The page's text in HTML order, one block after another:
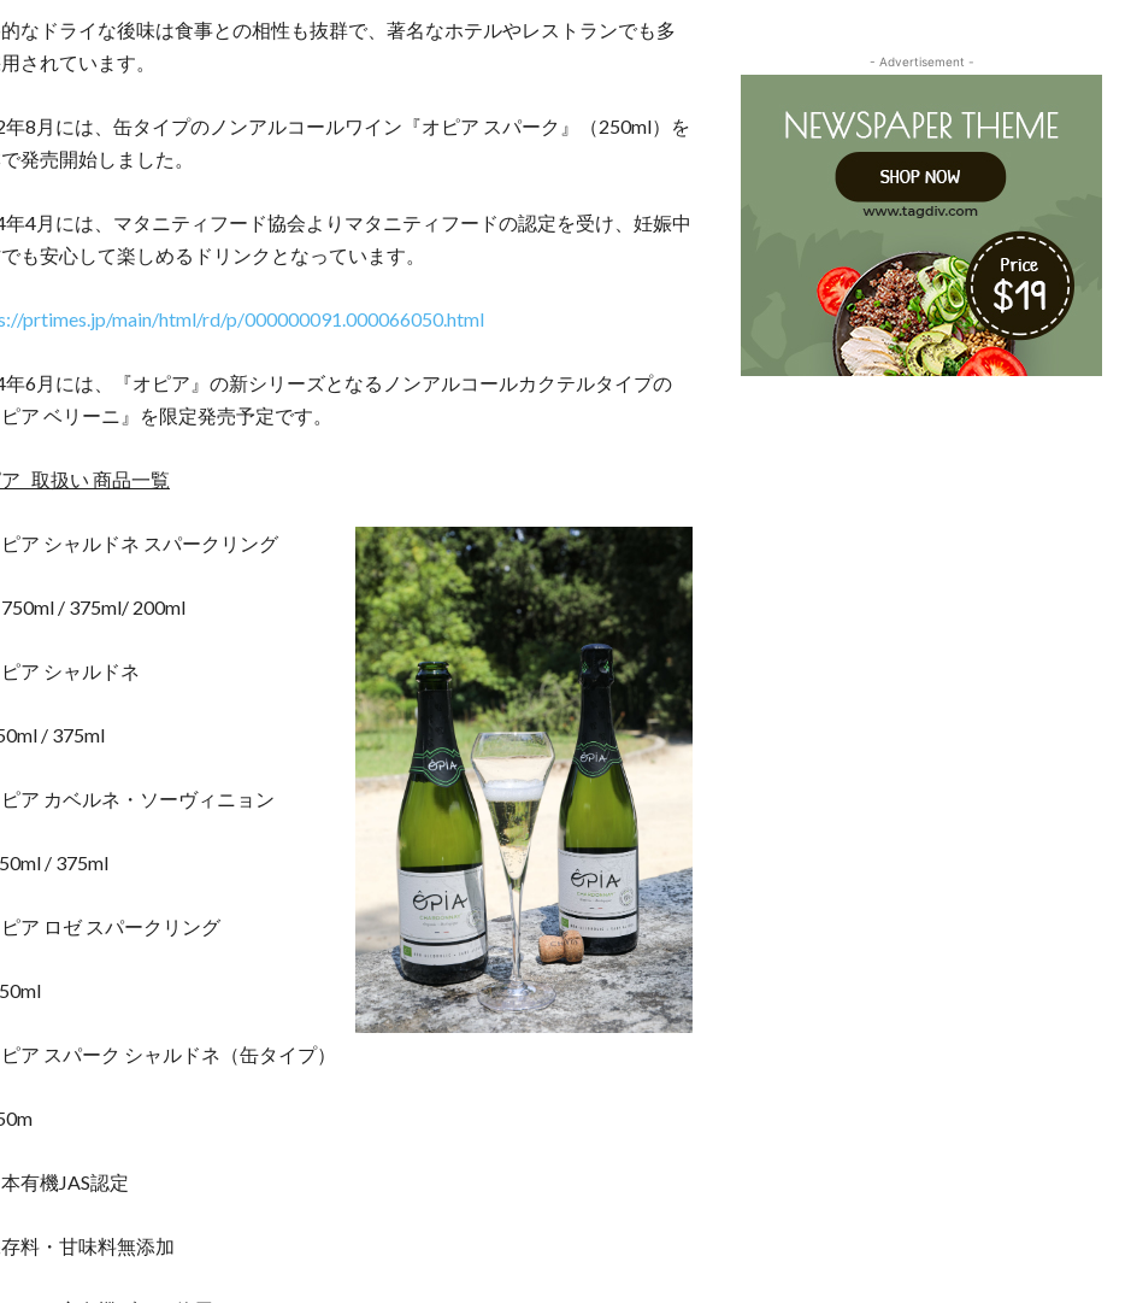
なドライな後味は食事との相性も抜群で、著名なホテルやレストランでも多
されています。
年8月には、缶タイプのノンアルコールワイン『オピア スパーク』（250ml）を
発売開始しました。
年4月には、マタニティフード協会よりマタニティフードの認定を受け、妊娠中
も安心して楽しめるドリンクとなっています。
prtimes.jp/main/html/rd/p/000000091.000066050.html
年6月には、『オピア』の新シリーズとなるノンアルコールカクテルタイプの
ピア ベリーニ』を限定発売予定です。
取扱い 商品一覧
ア シャルドネ スパークリング
/ 375ml/ 200ml
ア シャルドネ
/ 375ml
ア カベルネ・ソーヴィニョン
/ 375ml
ア ロゼ スパークリング
ア スパーク シャルドネ（缶タイプ）
本有機JAS認定
存料・甘味料無添加
- Advertisement -